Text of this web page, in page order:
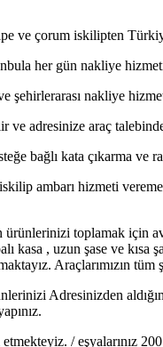
ve çorum iskilipten
her gün nakliye
şehirlerarası nakliye
ve adresinize araç
bağlı kata çıkarma
ambarı hizmeti
toplamak için
kasa , uzun şase ve
Araçlarımızın
Adresinizden
/ eşyalarınız